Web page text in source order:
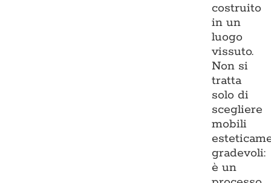
costruito
in un
luogo
vissuto.
Non si
tratta
solo di
scegliere
mobili
gradevoli:
è un